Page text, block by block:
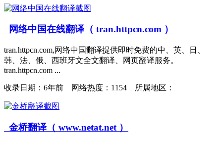
网络中国在线翻译（ tran.httpcn.com ）
tran.httpcn.com,网络中国翻译提供即时免费的中、英、日、
韩、法、俄、西班牙文全文翻译、网页翻译服务。
tran.httpcn.com ...
收录日期： 6年前 网络热度：1154 所属地区：
金桥翻译（ www.netat.net ）